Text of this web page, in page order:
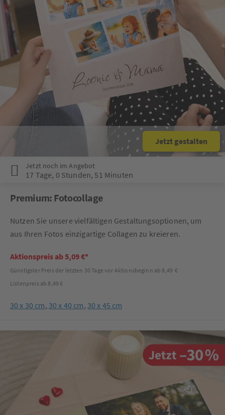
Jetzt gestalten
Jetzt noch im Angebot
17 Tage, 0 Stunden, 51 Minuten
Premium: Fotocollage
Nutzen Sie unsere vielfältigen Gestaltungsoptionen, um
aus Ihren Fotos einzigartige Collagen zu kreieren.
Aktionspreis ab 5,09 €*
Günstigster Preis der letzten 30 Tage vor Aktionsbeginn ab 8,49 €
Listenpreis ab 8,49 €
30 x 30 cm, 30 x 40 cm, 30 x 45 cm